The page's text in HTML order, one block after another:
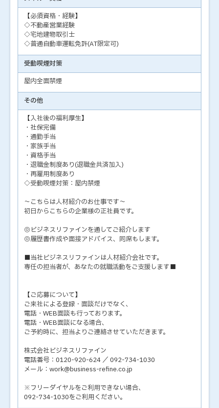
【必須資格・経験】
◇不動産営業経験
◇宅地建物取引士
◇普通自動車運転免許(AT限定可)
受動喫煙対策
屋内全面禁煙
その他
【入社後の福利厚生】
・社保完備
・通勤手当
・家族手当
・資格手当
・退職金制度あり(退職金共済加入)
・再雇用制度あり
◇受動喫煙対策：屋内禁煙
～こちらは人材紹介のお仕事です～
初日からこちらの企業様の正社員です。
◎ビジネスリファインを通してご紹介します
◎履歴書作成や面接アドバイス、同席もします。
■当社ビジネスリファインは人材紹介会社です。
専任の担当者が、あなたの就職活動をご支援します■
【ご応募について】
ご来社による登録・面談だけでなく、
電話・WEB面談も行っております。
電話・WEB面談になる場合、
ご予約時に、担当よりご連絡させていただきます。
株式会社ビジネスリファイン
電話番号：0120-920-624 ／ 092-734-1030
メール：work@business-refine.co.jp
※フリーダイヤルをご利用できない場合、
092-734-1030をご利用ください。